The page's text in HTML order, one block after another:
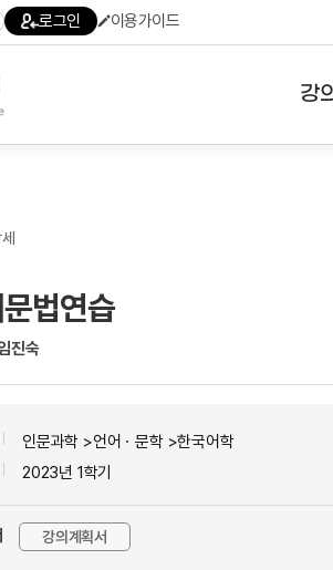
로그인 이용가이드
강
법연습
진숙
인문과학 >언어ㆍ문학 >한국어학
2023년 1학기
강의계획서